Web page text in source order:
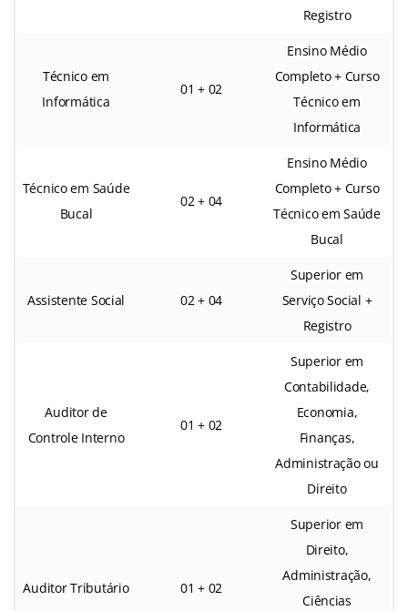
Registro
Técnico em
Informática
01 + 02
Ensino Médio
Completo + Curso
Técnico em
Informática
Técnico em Saúde
Bucal
02 + 04
Ensino Médio
Completo + Curso
Técnico em Saúde
Bucal
Assistente Social 02 + 04
Superior em
Serviço Social +
Registro
Auditor de
Controle Interno
01 + 02
Superior em
Contabilidade,
Economia,
Finanças,
Administração ou
Direito
Auditor Tributário 01 + 02
Superior em
Direito,
Administração,
Ciências